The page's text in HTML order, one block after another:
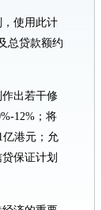
，使用此计
总贷款额约
出若干修
12%；将
亿港元；允
保证计划